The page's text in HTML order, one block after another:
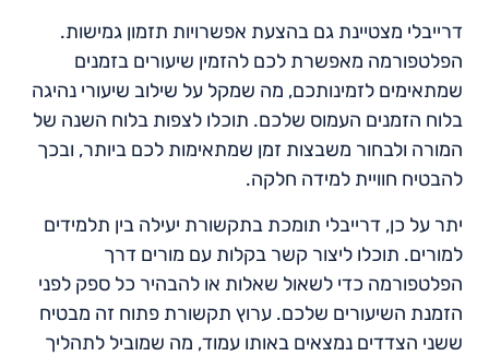
דרייבלי מצטיינת גם בהצעת אפשרויות תזמון גמישות.
הפלטפורמה מאפשרת לכם להזמין שיעורים בזמנים
שמתאימים לזמינותכם, מה שמקל על שילוב שיעורי נהיגה
בלוח הזמנים העמוס שלכם. תוכלו לצפות בלוח השנה של
המורה ולבחור משבצות זמן שמתאימות לכם ביותר, ובכך
להבטיח חוויית למידה חלקה.
יתר על כן, דרייבלי תומכת בתקשורת יעילה בין תלמידים
למורים. תוכלו ליצור קשר בקלות עם מורים דרך
הפלטפורמה כדי לשאול שאלות או להבהיר כל ספק לפני
הזמנת השיעורים שלכם. ערוץ תקשורת פתוח זה מבטיח
ששני הצדדים נמצאים באותו עמוד, מה שמוביל לתהליך